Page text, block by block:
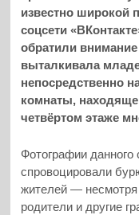
известно широкой
соцсети
обратили
выталкивала
непосредственно
комнаты,
четвёртом этаже
Фотографии данного
спровоцировали
жителей — несмотря
родители и другие